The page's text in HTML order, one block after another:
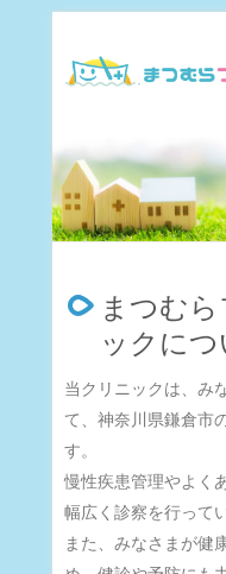
まつむ
ックにつ
当クリニックは、み
て、神奈川県鎌倉市
す。
慢性疾患管理やよく
幅広く診察を行って
また、みなさまが健